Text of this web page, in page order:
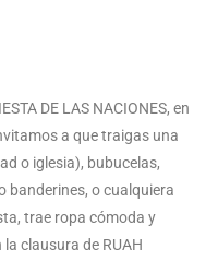
DE LAS NACIONES, en
a que traigas una
o iglesia), bubucelas,
banderines, o cualquiera
trae ropa cómoda y
clausura de RUAH